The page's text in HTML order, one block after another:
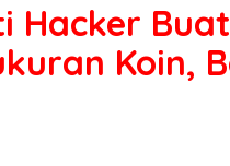
Hacker
Koin,